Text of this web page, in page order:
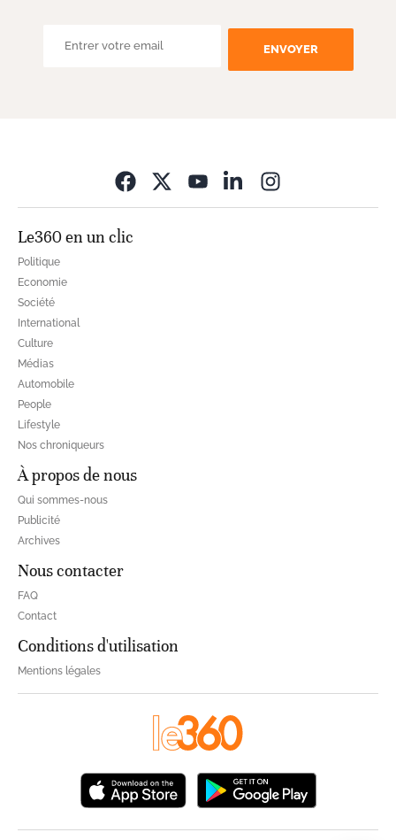
ENVOYER
Le360 en un clic
Politique
Economie
Société
International
Culture
Médias
Automobile
People
Lifestyle
Nos chroniqueurs
À propos de nous
Qui sommes-nous
Publicité
Archives
Nous contacter
FAQ
Contact
Conditions d'utilisation
Mentions légales